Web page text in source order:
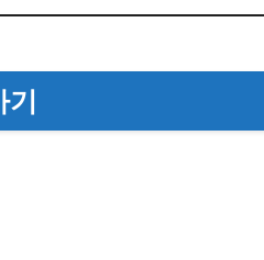
기